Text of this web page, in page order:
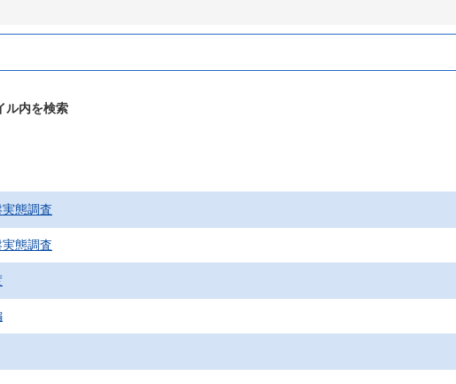
ル内を検索
態調査
態調査